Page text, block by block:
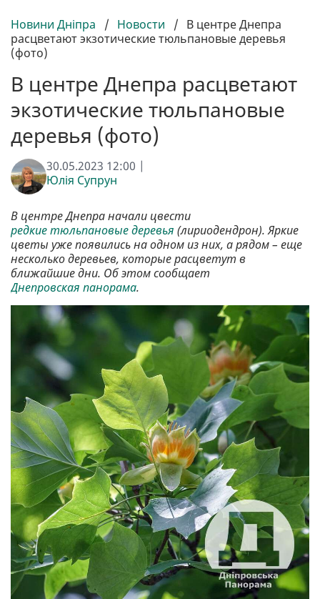
Новини Дніпра / Новости / В центре Днепра
расцветают экзотические тюльпановые деревья
(фото)
В центре Днепра расцветают
экзотические тюльпановые
деревья (фото)
30.05.2023 12:00 |
Юлія Супрун
В центре Днепра начали цвести
редкие тюльпановые деревья (лириодендрон). Яркие
цветы уже появились на одном из них, а рядом – еще
несколько деревьев, которые расцветут в
ближайшие дни. Об этом сообщает
Днепровская панорама.